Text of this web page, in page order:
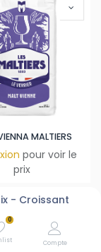
- Croissant
0
Compte
MALTIERS
pour voir le
prix